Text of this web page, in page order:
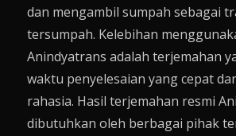
dan mengambil sumpah sebagai
tersumpah. Kelebihan
Anindyatrans adalah terjemahan
waktu penyelesaian yang cepat
rahasia. Hasil terjemahan resmi
dibutuhkan oleh berbagai pihak